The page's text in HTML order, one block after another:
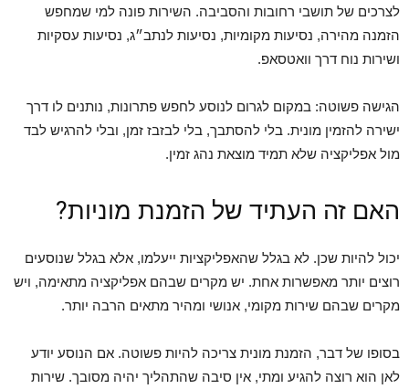
לצרכים של תושבי רחובות והסביבה. השירות פונה למי שמחפש
הזמנה מהירה, נסיעות מקומיות, נסיעות לנתב״ג, נסיעות עסקיות
ושירות נוח דרך וואטסאפ.
הגישה פשוטה: במקום לגרום לנוסע לחפש פתרונות, נותנים לו דרך
ישירה להזמין מונית. בלי להסתבך, בלי לבזבז זמן, ובלי להרגיש לבד
מול אפליקציה שלא תמיד מוצאת נהג זמין.
האם זה העתיד של הזמנת מוניות?
יכול להיות שכן. לא בגלל שהאפליקציות ייעלמו, אלא בגלל שנוסעים
רוצים יותר מאפשרות אחת. יש מקרים שבהם אפליקציה מתאימה, ויש
מקרים שבהם שירות מקומי, אנושי ומהיר מתאים הרבה יותר.
בסופו של דבר, הזמנת מונית צריכה להיות פשוטה. אם הנוסע יודע
לאן הוא רוצה להגיע ומתי, אין סיבה שהתהליך יהיה מסובך. שירות